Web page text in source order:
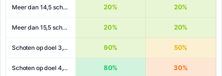
Meer dan 14,5 schoten 20% 20%
Meer dan 15,5 schoten 20% 20%
Schoten op doel 3,5+ 90% 50%
Schoten op doel 4,5+ 80% 30%